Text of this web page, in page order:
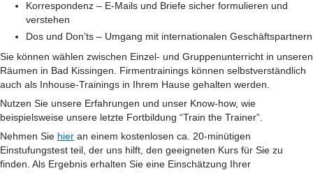
Korrespondenz – E-Mails und Briefe sicher formulieren und
verstehen
Dos und Don’ts – Umgang mit internationalen Geschäftspartnern
Sie können wählen zwischen Einzel- und Gruppenunterricht in unseren
Räumen in Bad Kissingen. Firmentrainings können selbstverständlich
auch als Inhouse-Trainings in Ihrem Hause gehalten werden.
Nutzen Sie unsere Erfahrungen und unser Know-how, wie
beispielsweise unsere letzte Fortbildung “Train the Trainer”.
Nehmen Sie hier an einem kostenlosen ca. 20-minütigen
Einstufungstest teil, der uns hilft, den geeigneten Kurs für Sie zu
finden. Als Ergebnis erhalten Sie eine Einschätzung Ihrer